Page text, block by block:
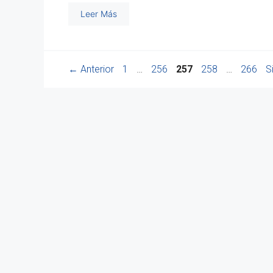
Leer Más
← Anterior Página
1 … Página
256 Página
257 Página
258 … Página
266